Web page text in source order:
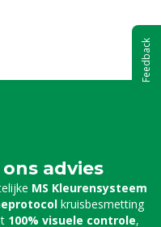
advies
MS Kleurensysteem
kruisbesmetting
100% visuele controle,
Feedback